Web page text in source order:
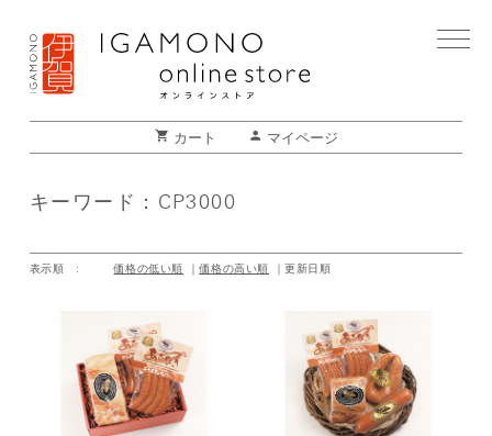
shopping_cart カート person マイページ
キーワード：CP3000
表示順 : 価格の低い順 価格の高い順 更新日順